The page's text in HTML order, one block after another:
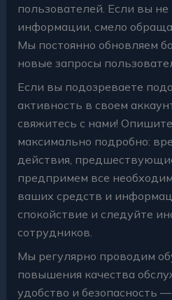
пользователей. Если вы
информации, смело
Мы постоянно обновляем
новые запросы
Если вы подозреваете
активность в своем
свяжитесь с нами!
максимально подробно:
действия,
предпримем все
ваших средств и
спокойствие и следуйте
сотрудников.
Мы регулярно проводим
повышения качества
удобство и безопасность